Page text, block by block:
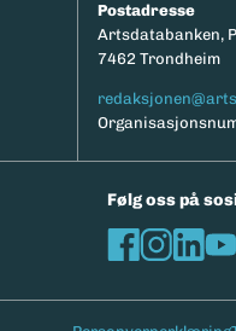
Postadresse
Artsdatabanken,
7462 Trondheim
Følg oss på